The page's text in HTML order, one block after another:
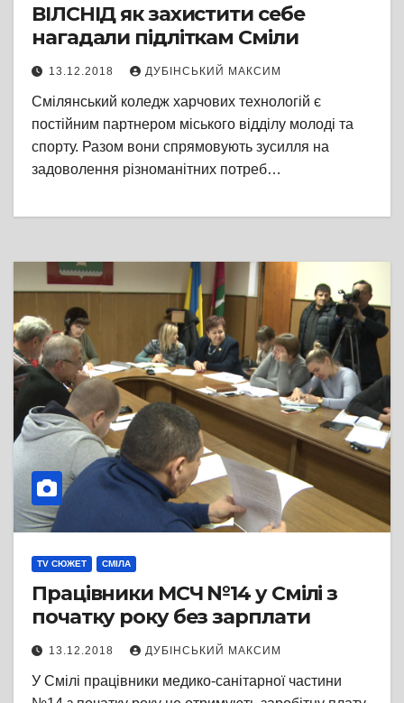
ВІЛСНІД як захистити себе
нагадали підліткам Сміли
13.12.2018 ДУБІНСЬКИЙ МАКСИМ
Смілянський коледж харчових технологій є
постійним партнером міського відділу молоді та
спорту. Разом вони спрямовують зусилля на
задоволення різноманітних потреб…
TV СЮЖЕТ СМІЛА
Працівники МСЧ №14 у Смілі з
початку року без зарплати
13.12.2018 ДУБІНСЬКИЙ МАКСИМ
У Смілі працівники медико-санітарної частини